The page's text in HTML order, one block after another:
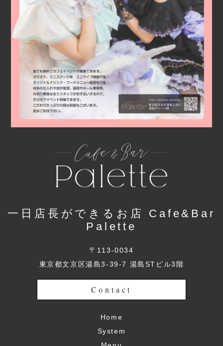
一日店長ができるお店 Cafe&Bar
Palette
〒113-0034
東京都文京区湯島3-39-7 湯島STビル3階
Contact
Home
System